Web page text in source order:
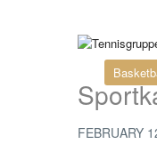
FEBRUARY